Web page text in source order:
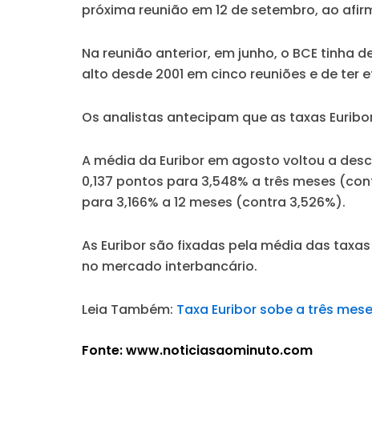
próxima reunião em 12 de setembro, ao
Na reunião anterior, em junho, o BCE
alto desde 2001 em cinco reuniões e de ter
Os analistas antecipam que as taxas
A média da Euribor em agosto voltou a
0,137 pontos para 3,548% a três meses
para 3,166% a 12 meses (contra 3,526%).
As Euribor são fixadas pela média das
no mercado interbancário.
Leia Também: Taxa Euribor sobe a três
Fonte: www.noticiasaominuto.com